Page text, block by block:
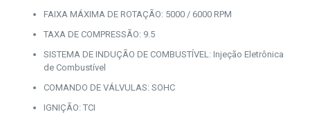
FAIXA MÁXIMA DE ROTAÇÃO: 5000 / 6000 RPM
TAXA DE COMPRESSÃO: 9.5
SISTEMA DE INDUÇÃO DE COMBUSTÍVEL: Injeção Eletrônica
de Combustível
COMANDO DE VÁLVULAS: SOHC
IGNIÇÃO: TCI